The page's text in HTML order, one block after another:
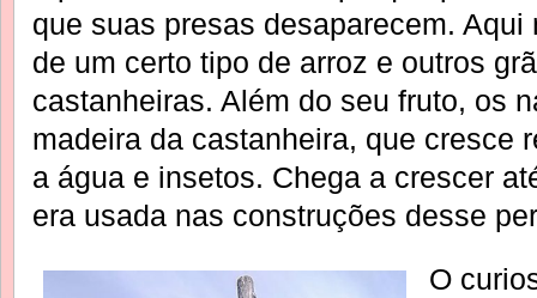
que suas presas desaparecem.
de um certo tipo de arroz e outros
castanheiras. Além do seu fruto, os
madeira da castanheira, que cresce
a água e insetos. Chega a crescer
era usada nas construções desse
O